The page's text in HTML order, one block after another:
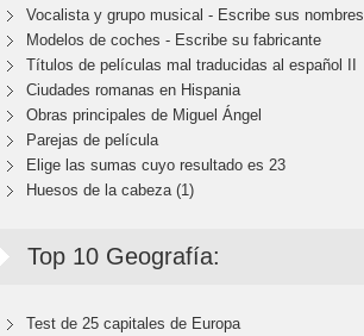
Vocalista y grupo musical - Escribe sus nombres
Modelos de coches - Escribe su fabricante
Títulos de películas mal traducidas al español II
Ciudades romanas en Hispania
Obras principales de Miguel Ángel
Parejas de película
Elige las sumas cuyo resultado es 23
Huesos de la cabeza (1)
Top 10 Geografía:
Test de 25 capitales de Europa